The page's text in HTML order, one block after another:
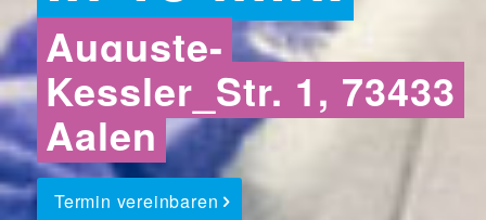
Auguste-
Kessler_Str. 1, 73433
Aalen
Termin vereinbaren